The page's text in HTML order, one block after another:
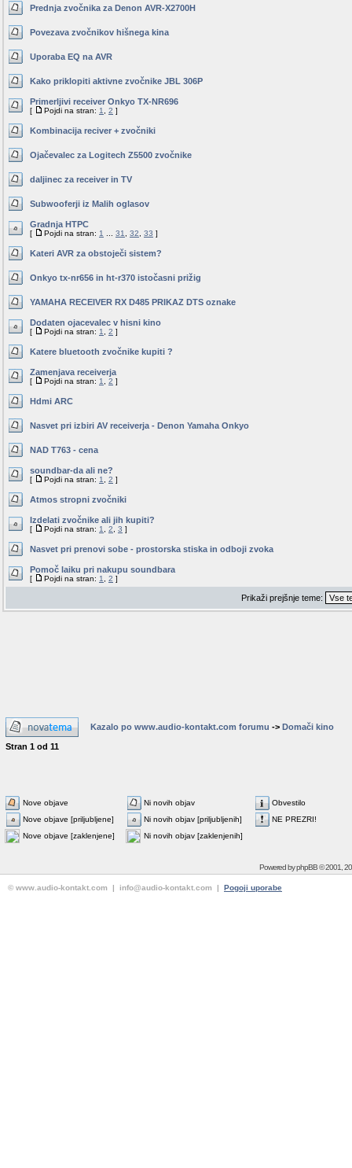
Prednja zvočnika za Denon AVR-X2700H
Povezava zvočnikov hišnega kina
Uporaba EQ na AVR
Kako priklopiti aktivne zvočnike JBL 306P
Primerljivi receiver Onkyo TX-NR696
[ Pojdi na stran: 1 2 ]
Kombinacija reciver + zvočniki
Ojačevalec za Logitech Z5500 zvočnike
daljinec za receiver in TV
Subwooferji iz Malih oglasov
Gradnja HTPC
[ Pojdi na stran: 1 31 32 33 ]
Kateri AVR za obstoječi sistem?
Onkyo tx-nr656 in ht-r370 istočasni prižig
YAMAHA RECEIVER RX D485 PRIKAZ DTS oznake
Dodaten ojacevalec v hisni kino
[ Pojdi na stran: 1 2 ]
Katere bluetooth zvočnike kupiti ?
Zamenjava receiverja
[ Pojdi na stran: 1 2 ]
Hdmi ARC
Nasvet pri izbiri AV receiverja - Denon Yamaha Onkyo
NAD T763 - cena
soundbar-da ali ne?
[ Pojdi na stran: 1 2 ]
Atmos stropni zvočniki
Izdelati zvočnike ali jih kupiti?
[ Pojdi na stran: 1 2 3 ]
Nasvet pri prenovi sobe - prostorska stiska in odboji zvoka
Pomoč laiku pri nakupu soundbara
[ Pojdi na stran: 1 2 ]
Prikaži prejšnje teme:
Kazalo po www.audio-kontakt.com forumu -> Domači kino
Stran 1 od 11
Nove objave Ni novih objav
Obvestilo
Nove objave [priljubljene]
Ni novih objav [priljubljenih]
NE PREZRI!
Nove objave [zaklenjene]
Ni novih objav [zaklenjenih]
Powered byphpBB© 2001,
© www.audio-kontakt.com | info@audio-kontakt.com | Pogoji uporabe